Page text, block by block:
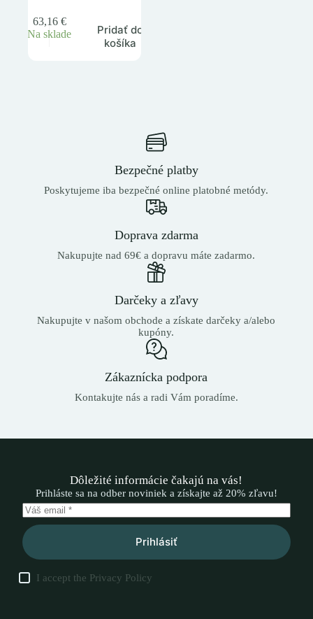
63,16 €
Na sklade
Pridať do
košíka
Bezpečné platby
Poskytujeme iba bezpečné online platobné metódy.
Doprava zdarma
Nakupujte nad 69€ a dopravu máte zadarmo.
Darčeky a zľavy
Nakupujte v našom obchode a získate darčeky a/alebo
kupóny.
Zákaznícka podpora
Kontakujte nás a radi Vám poradíme.
Dôležité informácie čakajú na vás!
Prihláste sa na odber noviniek a získajte až 20% zľavu!
Prihlásiť
I accept the Privacy Policy